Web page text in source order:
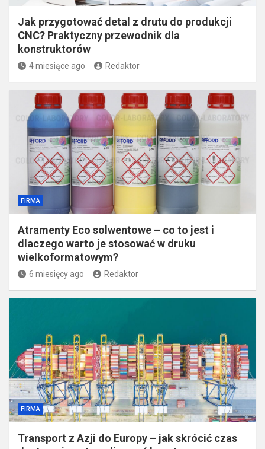
Jak przygotować detal z drutu do produkcji
CNC? Praktyczny przewodnik dla
konstruktorów
4 miesiące ago Redaktor
FIRMA
Atramenty Eco solwentowe – co to jest i
dlaczego warto je stosować w druku
wielkoformatowym?
6 miesięcy ago Redaktor
FIRMA
Transport z Azji do Europy – jak skrócić czas